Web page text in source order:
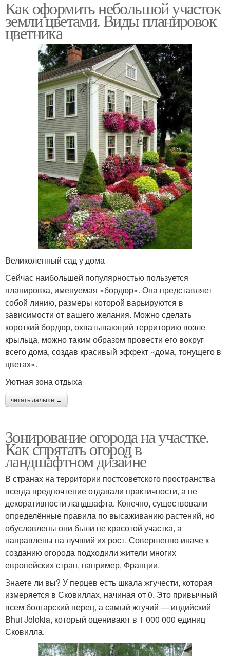
Как оформить небольшой участок
земли цветами. Виды планировок
цветника
Великолепный сад у дома
Сейчас наибольшей популярностью пользуется
планировка, именуемая «бордюр». Она представляет
собой линию, размеры которой варьируются в
зависимости от вашего желания. Можно сделать
короткий бордюр, охватывающий территорию возле
крыльца, можно таким образом провести его вокруг
всего дома, создав красивый эффект «дома, тонущего в
цветах».
Уютная зона отдыха
читать дальше →
Зонирование огорода на участке.
Как спрятать огород в
ландшафтном дизайне
В странах на территории постсоветского пространства
всегда предпочтение отдавали практичности, а не
декоративности ландшафта. Конечно, существовали
определённые правила по высаживанию растений, но
обусловлены они были не красотой участка, а
направлены на лучший их рост. Совершенно иначе к
созданию огорода подходили жители многих
европейских стран, например, Франции.
Знаете ли вы? У перцев есть шкала жгучести, которая
измеряется в Сковиллах, начиная от 0. Это привычный
всем болгарский перец, а самый жгучий — индийский
Bhut Jolokia, который оценивают в 1 000 000 единиц
Сковилла.